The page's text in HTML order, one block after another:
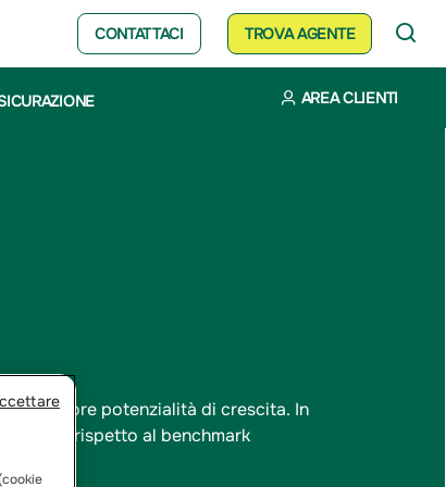
CONTATTACI TROVA AGENTE
AREA CLIENTI
maggiore potenzialità di crescita. In
stesso rispetto al benchmark